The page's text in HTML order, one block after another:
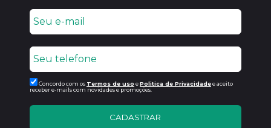
Concordo com os Termos de uso ePolitica de Privacidadee aceito
receber e-mails com novidades e promoções.
CADASTRAR